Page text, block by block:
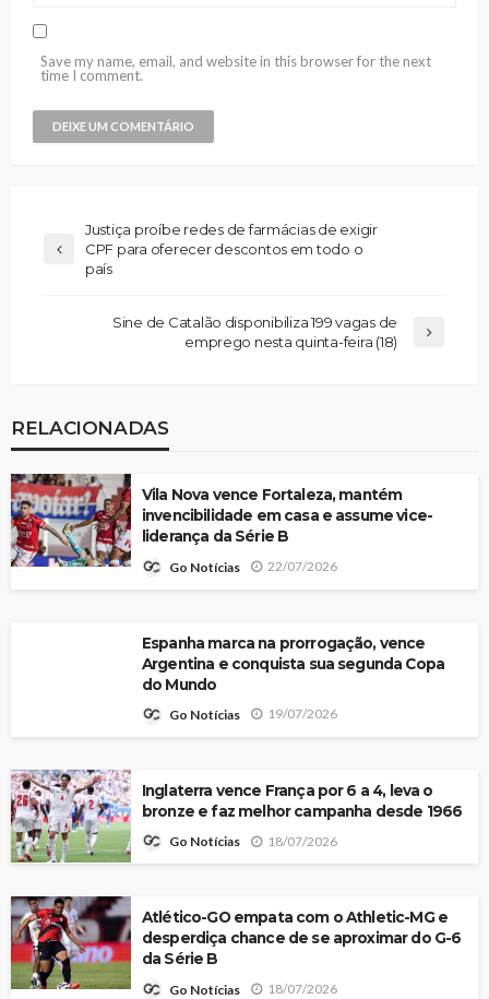
Save my name, email, and website in this browser for the next
time I comment.
Justiça proíbe redes de farmácias de exigir
CPF para oferecer descontos em todo o
país
Sine de Catalão disponibiliza 199 vagas de
emprego nesta quinta-feira (18)
RELACIONADAS
Vila Nova vence Fortaleza, mantém
invencibilidade em casa e assume vice-
liderança da Série B
Go Notícias 22/07/2026
Espanha marca na prorrogação, vence
Argentina e conquista sua segunda Copa
do Mundo
Go Notícias 19/07/2026
Inglaterra vence França por 6 a 4, leva o
bronze e faz melhor campanha desde 1966
Go Notícias 18/07/2026
Atlético-GO empata com o Athletic-MG e
desperdiça chance de se aproximar do G-6
da Série B
Go Notícias 18/07/2026